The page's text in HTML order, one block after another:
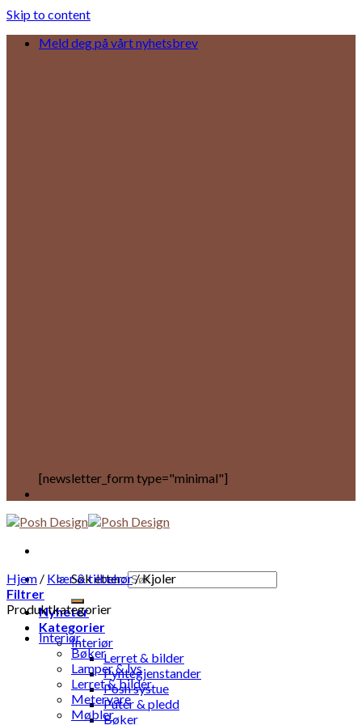
Skip to content
Meld deg på vårt nyhetsbrev
[newsletter_form type="minimal"]
Søk etter:
Nyheter
Kategorier
Interiør
Lerret & bilder
Pyntegjenstander
Posh systue
Puter & pledd
Bøker
Hjem / Klær & tilbehør/Kjoler
Filtrer
Produktkategorier
Interiør
Bøker
Lamper & lys
Lerret & bilder
Metervare
Møbler